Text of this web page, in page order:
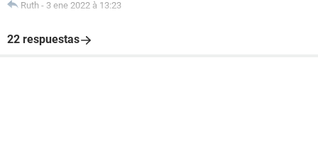
Ruth - 3 ene 2022 à 13:23
22 respuestas